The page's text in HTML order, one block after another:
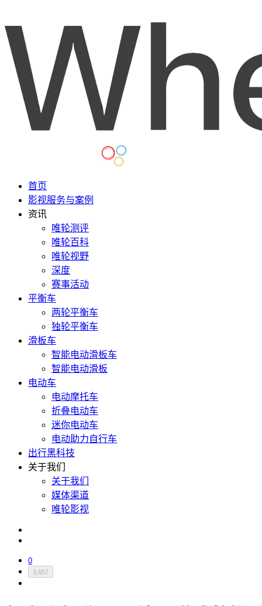
首页
影视服务与案例
资讯
唯轮测评
唯轮百科
唯轮视野
深度
赛事活动
平衡车
两轮平衡车
独轮平衡车
滑板车
智能电动滑板车
智能电动滑板
电动车
电动摩托车
折叠电动车
迷你电动车
电动助力自行车
出行黑科技
关于我们
关于我们
媒体渠道
唯轮影视
0
3,657